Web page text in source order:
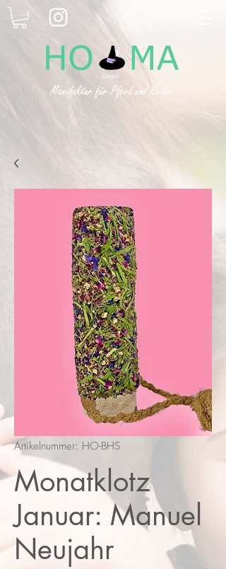
Artikelnummer: HO-BHS
Monatklotz
Januar: Manuel
Neujahr